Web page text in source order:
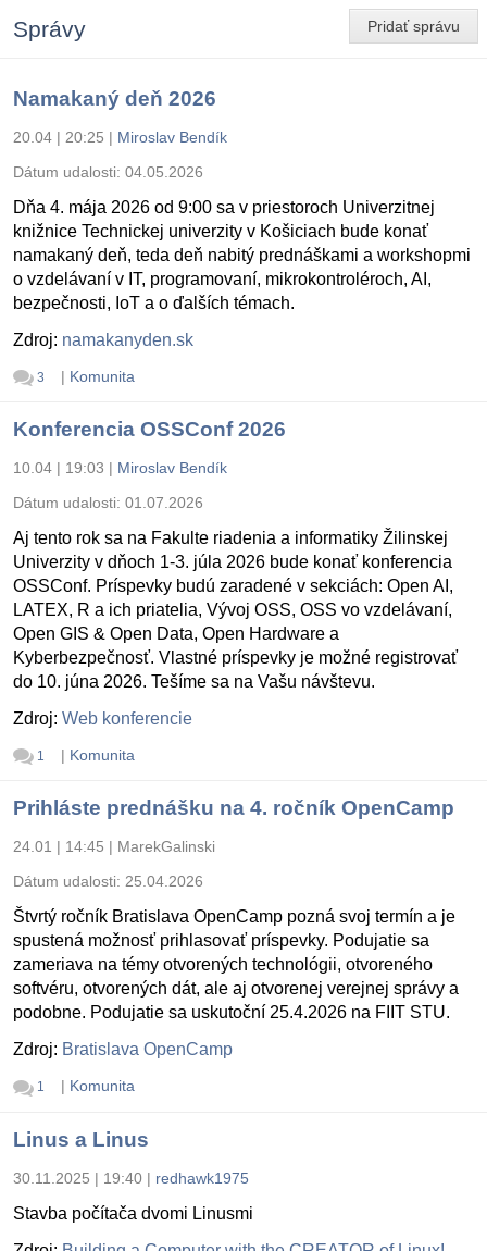
Pridať správu
Správy
Namakaný deň 2026
20.04 | 20:25 | Miroslav Bendík
Dátum udalosti: 04.05.2026
Dňa 4. mája 2026 od 9:00 sa v priestoroch Univerzitnej
knižnice Technickej univerzity v Košiciach bude konať
namakaný deň, teda deň nabitý prednáškami a workshopmi
o vzdelávaní v IT, programovaní, mikrokontroléroch, AI,
bezpečnosti, IoT a o ďalších témach.
Zdroj: namakanyden.sk
3 | Komunita
Konferencia OSSConf 2026
10.04 | 19:03 | Miroslav Bendík
Dátum udalosti: 01.07.2026
Aj tento rok sa na Fakulte riadenia a informatiky Žilinskej
Univerzity v dňoch 1-3. júla 2026 bude konať konferencia
OSSConf. Príspevky budú zaradené v sekciách: Open AI,
LATEX, R a ich priatelia, Vývoj OSS, OSS vo vzdelávaní,
Open GIS & Open Data, Open Hardware a
Kyberbezpečnosť. Vlastné príspevky je možné registrovať
do 10. júna 2026. Tešíme sa na Vašu návštevu.
Zdroj: Web konferencie
1 | Komunita
Prihláste prednášku na 4. ročník OpenCamp
24.01 | 14:45 | MarekGalinski
Dátum udalosti: 25.04.2026
Štvrtý ročník Bratislava OpenCamp pozná svoj termín a je
spustená možnosť prihlasovať príspevky. Podujatie sa
zameriava na témy otvorených technológii, otvoreného
softvéru, otvorených dát, ale aj otvorenej verejnej správy a
podobne. Podujatie sa uskutoční 25.4.2026 na FIIT STU.
Zdroj: Bratislava OpenCamp
1 | Komunita
Linus a Linus
30.11.2025 | 19:40 | redhawk1975
Stavba počítača dvomi Linusmi